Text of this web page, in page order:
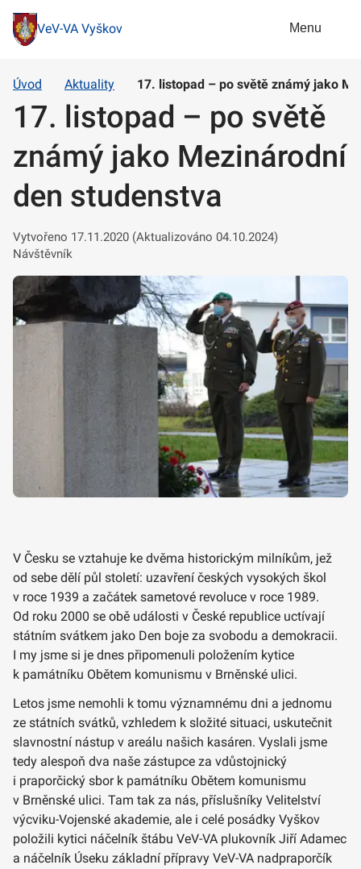
VeV-VA Vyškov Menu
Úvod Aktuality 17. listopad – po světě známý jako
17. listopad – po světě
známý jako Mezinárodní
den studenstva
Vytvořeno 17.11.2020 (Aktualizováno 04.10.2024)
Návštěvník
V Česku se vztahuje ke dvěma historickým milníkům, jež
od sebe dělí půl století: uzavření českých vysokých škol
v roce 1939 a začátek sametové revoluce v roce 1989.
Od roku 2000 se obě události v České republice uctívají
státním svátkem jako Den boje za svobodu a demokracii.
I my jsme si je dnes připomenuli položením kytice
k památníku Obětem komunismu v Brněnské ulici.
Letos jsme nemohli k tomu významnému dni a jednomu
ze státních svátků, vzhledem k složité situaci, uskutečnit
slavnostní nástup v areálu našich kasáren. Vyslali jsme
tedy alespoň dva naše zástupce za vdůstojnický
i praporčický sbor k památníku Obětem komunismu
v Brněnské ulici. Tam tak za nás, příslušníky Velitelství
výcviku-Vojenské akademie, ale i celé posádky Vyškov
položili kytici náčelník štábu VeV-VA plukovník Jiří Adamec
a náčelník Úseku základní přípravy VeV-VA nadpraporčík